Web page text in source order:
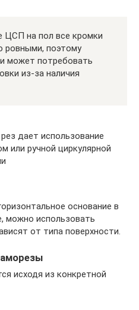
ЦСП на пол все кромки
ровными, поэтому
может потребовать
из-за наличия
дает использование
или ручной циркулярной
основание в
можно использовать
от типа поверхности.
исходя из конкретной